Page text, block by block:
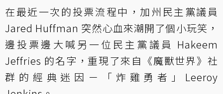
在最近一次的投票流程中，加州民主黨議員
Jared Huffman 突然心血來潮開了個小玩笑，
邊投票邊大喊另一位民主黨議員 Hakeem
Jeffries 的名字，重現了來自《魔獸世界》社
群的經典迷因－「炸雞勇者」Leeroy